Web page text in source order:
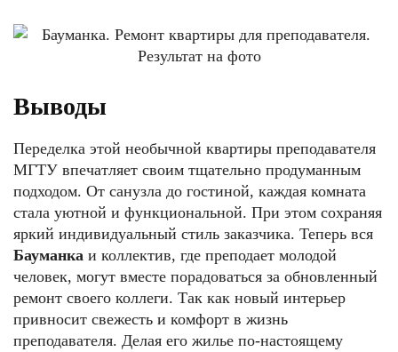
Выводы
Переделка этой необычной квартиры преподавателя
МГТУ впечатляет своим тщательно продуманным
подходом. От санузла до гостиной, каждая комната
стала уютной и функциональной. При этом сохраняя
яркий индивидуальный стиль заказчика. Теперь вся
Бауманка и коллектив, где преподает молодой
человек, могут вместе порадоваться за обновленный
ремонт своего коллеги. Так как новый интерьер
привносит свежесть и комфорт в жизнь
преподавателя. Делая его жилье по-настоящему